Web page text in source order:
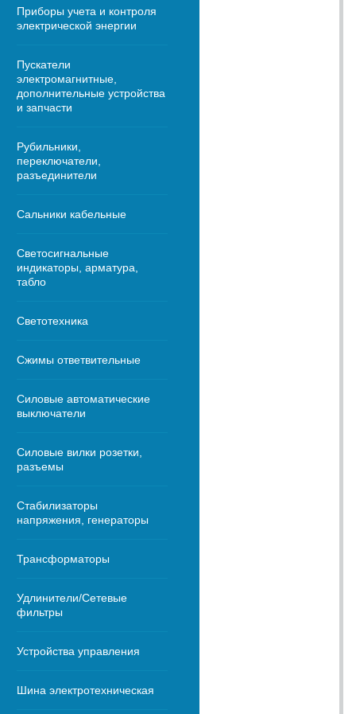
Приборы учета и контроля
электрической энергии
Пускатели
электромагнитные,
дополнительные устройства
и запчасти
Рубильники,
переключатели,
разъединители
Сальники кабельные
Светосигнальные
индикаторы, арматура,
табло
Светотехника
Сжимы ответвительные
Силовые автоматические
выключатели
Силовые вилки розетки,
разъемы
Стабилизаторы
напряжения, генераторы
Трансформаторы
Удлинители/Сетевые
фильтры
Устройства управления
Шина электротехническая